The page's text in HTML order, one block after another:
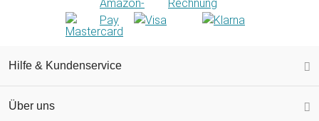
Hilfe & Kundenservice
Über uns